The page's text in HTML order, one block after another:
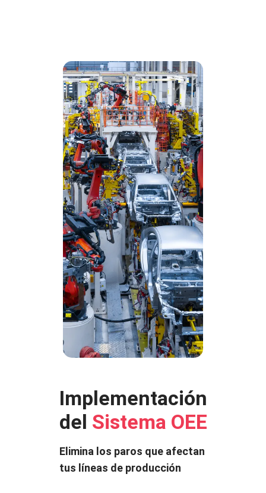
Implementación
del Sistema OEE
Elimina los paros que afectan
tus líneas de producción